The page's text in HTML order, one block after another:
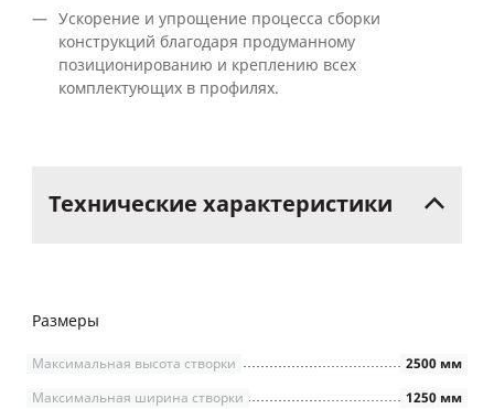
Ускорение и упрощение процесса сборки
конструкций благодаря продуманному
позиционированию и креплению всех
комплектующих в профилях.
Технические характеристики
Размеры
2500 мм
Максимальная высота створки
1250 мм
Максимальная ширина створки